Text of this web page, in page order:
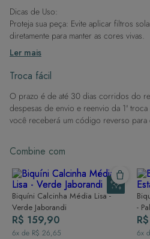
Dicas de Uso:
Proteja sua peça: Evite aplicar filtros
diretamente para manter as cores vivas.
Após a piscina: Lembre-se de que o
então enxague após sair da água.
Evite superfícies ásperas: Para manter a
Dicas de Lavagem:
Lave rapidamente: Assim que possível,
À mão e com cuidado: Use água fria e
Secagem ideal: Não deixe de molho
Para cores vibrantes: Lave as peças
dicas acima para manter as cores
Ler mais
Troca fácil
O prazo é de até 30 dias corridos do
despesas de envio e reenvio da 1ª
você receberá um código reverso
Combine com
Biquíni Calcinha Média Lisa -
Verde Jaborandi
R$ 159,90
6x de R$ 26,65
-
6x